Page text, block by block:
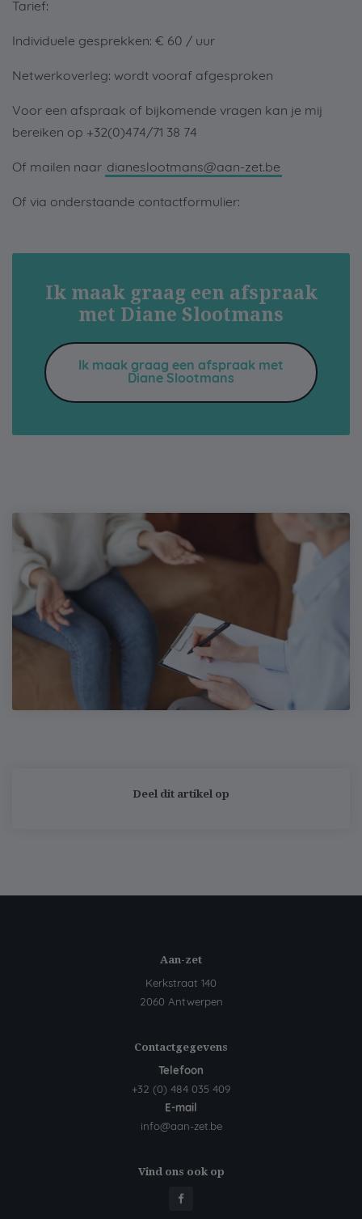
Tarief:
Individuele gesprekken: € 60 / uur
Netwerkoverleg: wordt vooraf afgesproken
Voor een afspraak of bijkomende vragen kan je mij
bereiken op +32(0)474/71 38 74
Of mailen naar dianeslootmans@aan-zet.be
Of via onderstaande contactformulier:
Ik maak graag een afspraak
met Diane Slootmans
Ik maak graag een afspraak met
Diane Slootmans
Deel dit artikel op
Aan-zet
Kerkstraat 140
2060 Antwerpen
Contactgegevens
Telefoon
+32 (0) 484 035 409
E-mail
info@aan-zet.be
Vind ons ook op